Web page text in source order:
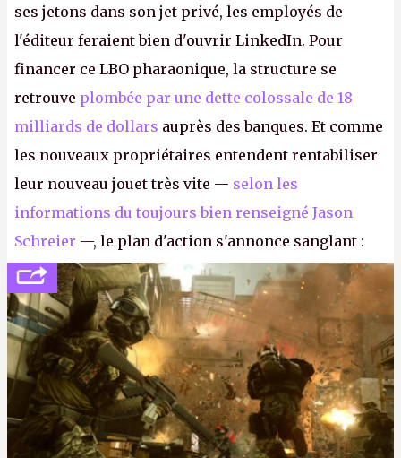
ses jetons dans son jet privé, les employés de
l'éditeur feraient bien d'ouvrir LinkedIn. Pour
financer ce LBO pharaonique, la structure se
retrouve plombée par une dette colossale de 18
milliards de dollars auprès des banques. Et comme
les nouveaux propriétaires entendent rentabiliser
leur nouveau jouet très vite — selon les
informations du toujours bien renseigné Jason
Schreier —, le plan d'action s'annonce sanglant :
réductions de coûts drastiques, fermetures de
studios et licenciements massifs. En gros, essorer
FCetBattlefield, puis virer le reste.P.